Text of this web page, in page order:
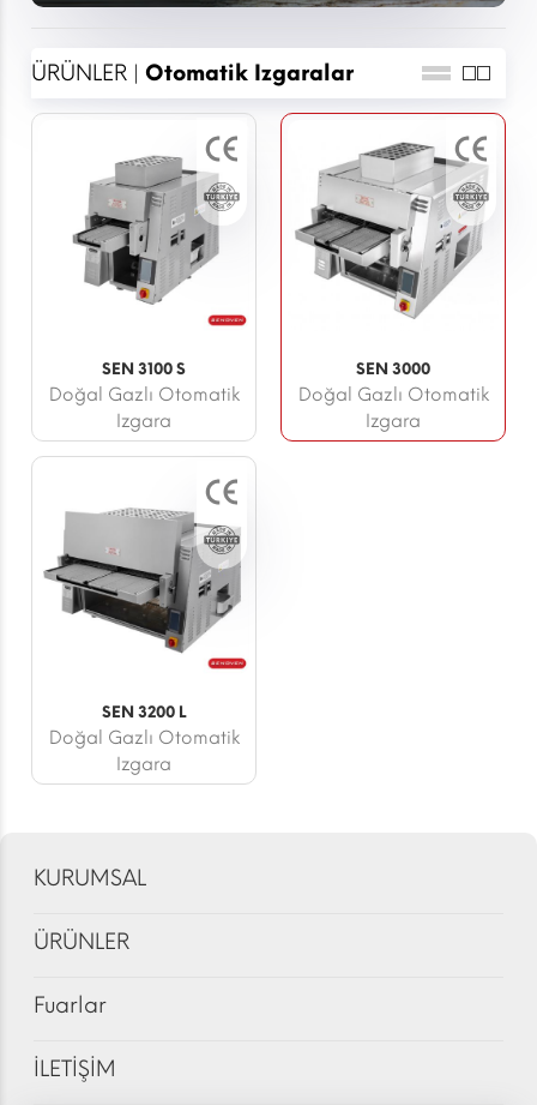
ÜRÜNLER | Otomatik Izgaralar
SEN 3100 S
Doğal Gazlı Otomatik
Izgara
SEN 3000
Doğal Gazlı Otomatik
Izgara
SEN 3200 L
Doğal Gazlı Otomatik
Izgara
KURUMSAL
ÜRÜNLER
Fuarlar
İLETİŞİM